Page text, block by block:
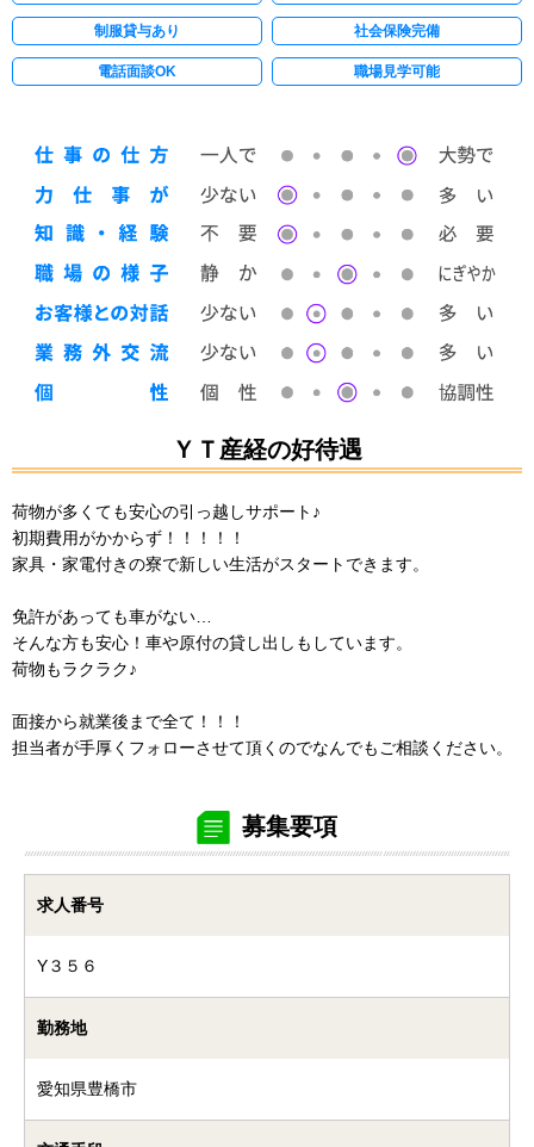
制服貸与あり 社会保険完備
電話面談OK 職場見学可能
ＹＴ産経の好待遇
荷物が多くても安心の引っ越しサポート♪
初期費用がかからず！！！！！
家具・家電付きの寮で新しい生活がスタートできます。
免許があっても車がない…
そんな方も安心！車や原付の貸し出しもしています。
荷物もラクラク♪
面接から就業後まで全て！！！
担当者が手厚くフォローさせて頂くのでなんでもご相談ください。
募集要項
求人番号
Y３５６
勤務地
愛知県豊橋市